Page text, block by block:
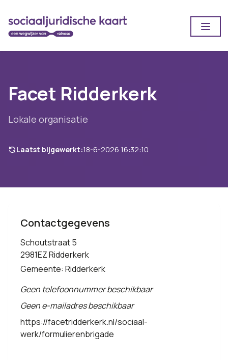
Facet Ridderkerk
Lokale organisatie
Laatst bijgewerkt:18-6-2026 16:32:10
Contactgegevens
Schoutstraat 5
2981EZ Ridderkerk
Gemeente: Ridderkerk
Geen telefoonnummer beschikbaar
Geen e-mailadres beschikbaar
https://facetridderkerk.nl/sociaal-
werk/formulierenbrigade